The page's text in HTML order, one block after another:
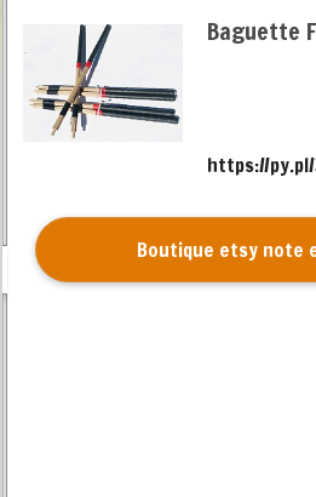
Baguette
https://py.pl/
Boutique etsy note